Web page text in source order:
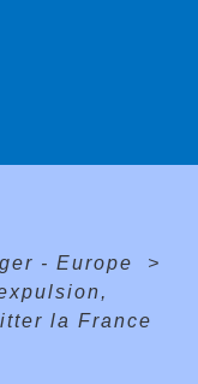
- Europe
>
la France